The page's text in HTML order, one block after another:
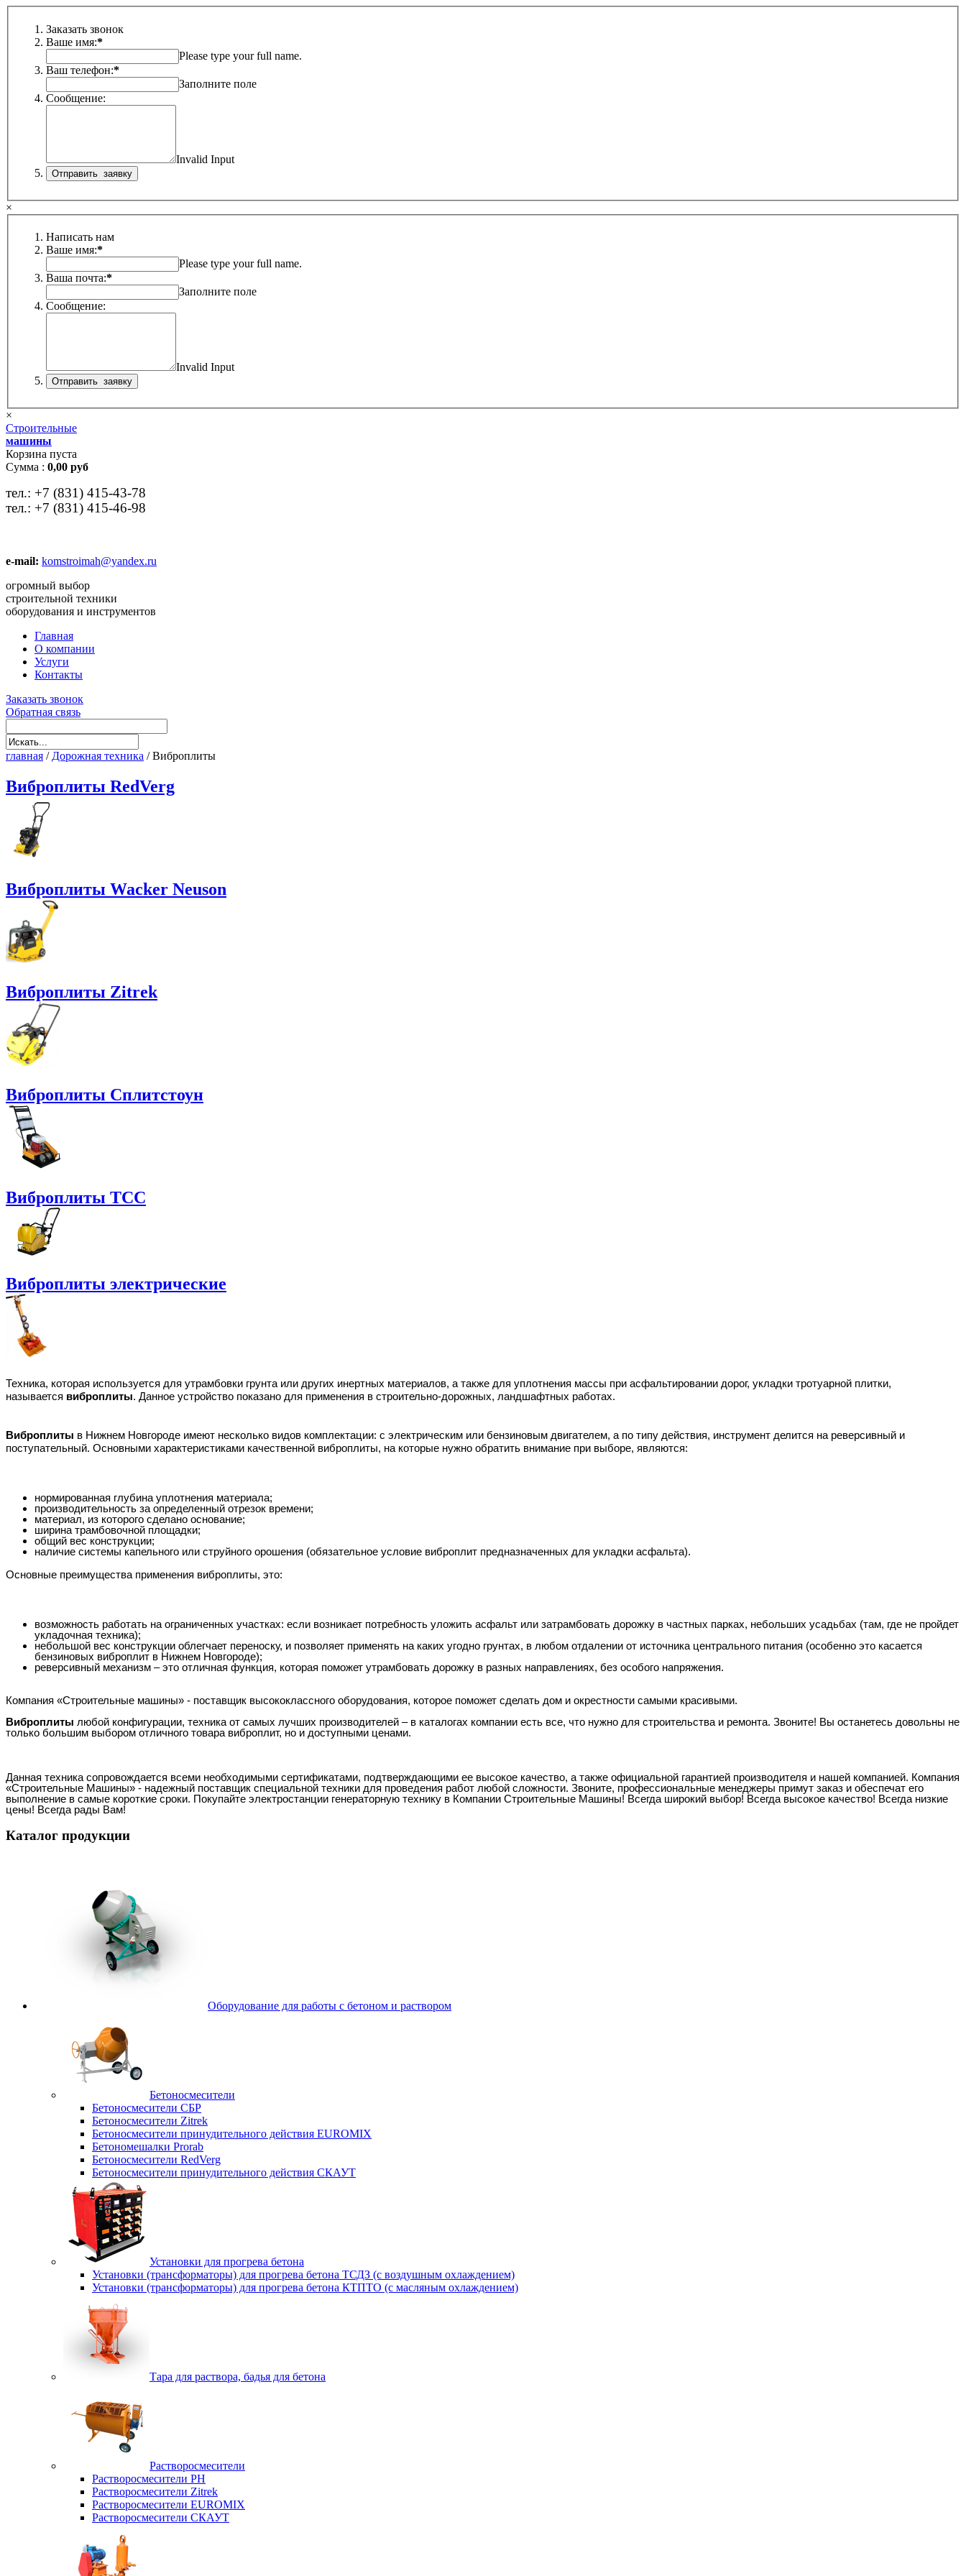
Заказать звонок
Ваше имя:*
Please type your full name.
Ваш телефон:*
Заполните поле
Сообщение:
Invalid Input
×
Написать нам
Ваше имя:*
Please type your full name.
Ваша почта:*
Заполните поле
Сообщение:
Invalid Input
×
Строительные
машины
Корзина пуста
Сумма : 0,00 руб
тел.: +7 (831) 415-43-78
тел.: +7 (831) 415-46-98
e-mail: komstroimah@yandex.ru
огромный выбор
строительной техники
оборудования и инструментов
Главная
О компании
Услуги
Контакты
Заказать звонок
Обратная связь
главная / Дорожная техника /Виброплиты
Виброплиты RedVerg
Виброплиты Wacker Neuson
Виброплиты Zitrek
Виброплиты Сплитстоун
Виброплиты ТСС
Виброплиты электрические
Техника, которая используется для утрамбовки грунта или других инертных материалов, а также для уплотнения массы при асфальтировании дорог, укладки тротуарной плитки,
называется виброплиты. Данное устройство показано для применения в строительно-дорожных, ландшафтных работах.
Виброплиты в Нижнем Новгороде имеют несколько видов комплектации: с электрическим или бензиновым двигателем, а по типу действия, инструмент делится на реверсивный и
поступательный. Основными характеристиками качественной виброплиты, на которые нужно обратить внимание при выборе, являются:
нормированная глубина уплотнения материала;
производительность за определенный отрезок времени;
материал, из которого сделано основание;
ширина трамбовочной площадки;
общий вес конструкции;
наличие системы капельного или струйного орошения (обязательное условие виброплит предназначенных для укладки асфальта).
Основные преимущества применения виброплиты, это:
возможность работать на ограниченных участках: если возникает потребность уложить асфальт или затрамбовать дорожку в частных парках, небольших усадьбах (там, где не пройдет
укладочная техника);
небольшой вес конструкции облегчает переноску, и позволяет применять на каких угодно грунтах, в любом отдалении от источника центрального питания (особенно это касается
бензиновых виброплит в Нижнем Новгороде);
реверсивный механизм – это отличная функция, которая поможет утрамбовать дорожку в разных направлениях, без особого напряжения.
Компания «Строительные машины» - поставщик высококлассного оборудования, которое поможет сделать дом и окрестности самыми красивыми.
Виброплиты любой конфигурации, техника от самых лучших производителей – в каталогах компании есть все, что нужно для строительства и ремонта. Звоните! Вы останетесь довольны не
только большим выбором отличного товара виброплит, но и доступными ценами.
Данная техника сопровождается всеми необходимыми сертификатами, подтверждающими ее высокое качество, а также официальной гарантией производителя и нашей компанией. Компания
«Строительные Машины» - надежный поставщик специальной техники для проведения работ любой сложности. Звоните, профессиональные менеджеры примут заказ и обеспечат его
выполнение в самые короткие сроки. Покупайте электростанции генераторную технику в Компании Строительные Машины! Всегда широкий выбор! Всегда высокое качество! Всегда низкие
цены! Всегда рады Вам!
Каталог продукции
Оборудование для работы с бетоном и раствором
Бетоносмесители
Бетоносмесители СБР
Бетоносмесители Zitrek
Бетоносмесители принудительного действия EUROMIX
Бетономешалки Prorab
Бетоносмесители RedVerg
Бетоносмесители принудительного действия СКАУТ
Установки для прогрева бетона
Установки (трансформаторы) для прогрева бетона ТСДЗ (c воздушным охлаждением)
Установки (трансформаторы) для прогрева бетона КТПТО (c масляным охлаждением)
Тара для раствора, бадья для бетона
Растворосмесители
Растворосмесители РН
Растворосмесители Zitrek
Растворосмесители EUROMIX
Растворосмесители СКАУТ